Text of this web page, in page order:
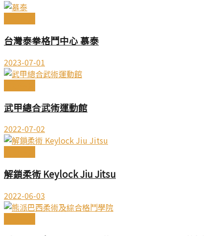
台灣泰拳格鬥中心 慕泰
2023-07-01
武甲總合武術運動館
2022-07-02
解鎖柔術 Keylock Jiu Jitsu
2022-06-03